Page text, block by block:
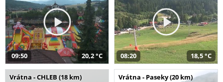
09:50 20,2 °C 08:20 18,5 °C
Vrátna - CHLEB (18 km) Vrátna - Paseky (20 km)